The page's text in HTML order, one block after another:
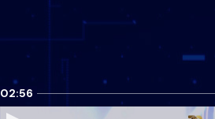
02:56